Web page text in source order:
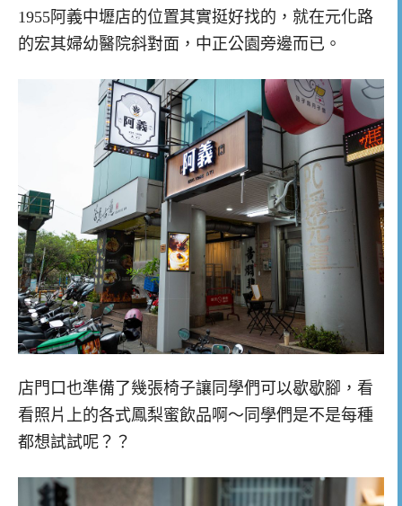
1955阿義中壢店的位置其實挺好找的，就在元化路
的宏其婦幼醫院斜對面，中正公園旁邊而已。
店門口也準備了幾張椅子讓同學們可以歇歇腳，看
看照片上的各式鳳梨蜜飲品啊～同學們是不是每種
都想試試呢？？